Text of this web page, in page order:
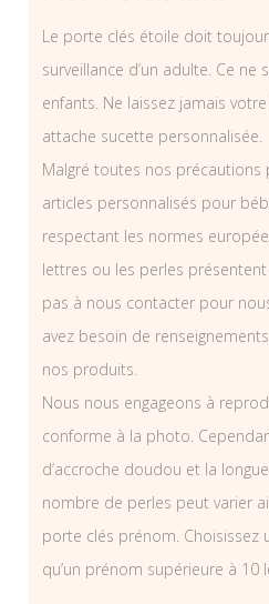
Le porte clés étoile doit
surveillance d’un adulte. Ce
enfants. Ne laissez jamais
attache sucette personnalisée.
Malgré toutes nos précautions
articles personnalisés pour
respectant les normes
lettres ou les perles présentent
pas à nous contacter pour
avez besoin de
nos produits.
Nous nous engageons à
conforme à la photo.
d’accroche doudou et la
nombre de perles peut varier
porte clés prénom.
qu’un prénom supérieure à 10